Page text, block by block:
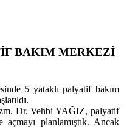
BAKIM MERKEZİ
palyatif bakım
Vehbi YAĞIZ, palyatif
planlamıştık. Ancak